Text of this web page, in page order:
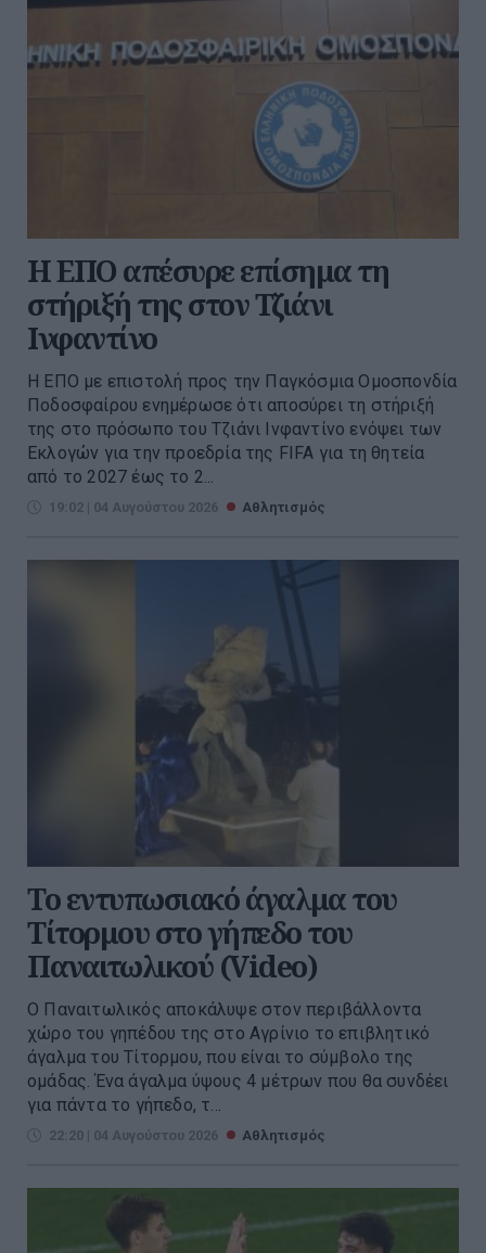
Η ΕΠΟ απέσυρε επίσημα τη
στήριξή της στον Τζιάνι
Ινφαντίνο
Η ΕΠΟ με επιστολή προς την Παγκόσμια Ομοσπονδία
Ποδοσφαίρου ενημέρωσε ότι αποσύρει τη στήριξή
της στο πρόσωπο του Τζιάνι Ινφαντίνο ενόψει των
Εκλογών για την προεδρία της FIFA για τη θητεία
από το 2027 έως το 2...
19:02 | 04 Αυγούστου 2026 Αθλητισμός
Το εντυπωσιακό άγαλμα του
Τίτορμου στο γήπεδο του
Παναιτωλικού (Video)
Ο Παναιτωλικός αποκάλυψε στον περιβάλλοντα
χώρο του γηπέδου της στο Αγρίνιο το επιβλητικό
άγαλμα του Τίτορμου, που είναι το σύμβολο της
ομάδας. Ένα άγαλμα ύψους 4 μέτρων που θα συνδέει
για πάντα το γήπεδο, τ...
22:20 | 04 Αυγούστου 2026 Αθλητισμός